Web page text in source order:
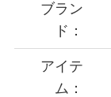
ブラン
ド：
アイテ
ム：